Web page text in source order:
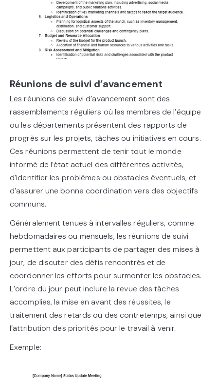
Réunions de suivi d’avancement
Les réunions de suivi d’avancement sont des
rassemblements réguliers où les membres de l’équipe
ou les départements présentent des rapports de
progrès sur les projets, tâches ou initiatives en cours.
Ces réunions permettent de tenir tout le monde
informé de l’état actuel des différentes activités,
d’identifier les problèmes ou obstacles éventuels, et
d’assurer une bonne coordination vers des objectifs
communs.
Généralement tenues à intervalles réguliers, comme
hebdomadaires ou mensuels, les réunions de suivi
permettent aux participants de partager des mises à
jour, de discuter des défis rencontrés et de
coordonner les efforts pour surmonter les obstacles.
L’ordre du jour peut inclure la revue des tâches
accomplies, la mise en avant des réussites, le
traitement des retards ou des contretemps, ainsi que
l’attribution des priorités pour le travail à venir.
Exemple: